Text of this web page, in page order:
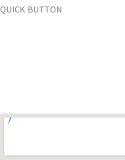
QUICK BUTTON